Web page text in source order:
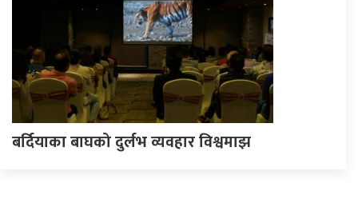
बर्दियाका बाघको दुर्लभ व्यवहार विश्वमाझ